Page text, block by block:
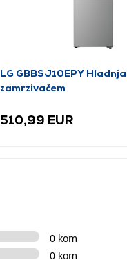
LG GBBSJ10EPY
zamrzivačem
510,99 EUR
0 kom
0 kom